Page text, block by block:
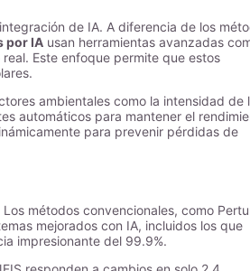
de IA. A diferencia de los
por IA usan herramientas avanzadas
Este enfoque permite que estos
ambientales como la intensidad de
automáticos para mantener el
para prevenir pérdidas de
métodos convencionales, como
mejorados con IA, incluidos los que
impresionante del 99.9%.